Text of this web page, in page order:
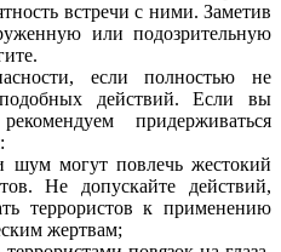
встречи с ними. Заметив
или подозрительную
если полностью не
действий. Если вы
придерживаться
шум могут повлечь жестокий
Не допускайте действий,
террористов к применению
жертвам;